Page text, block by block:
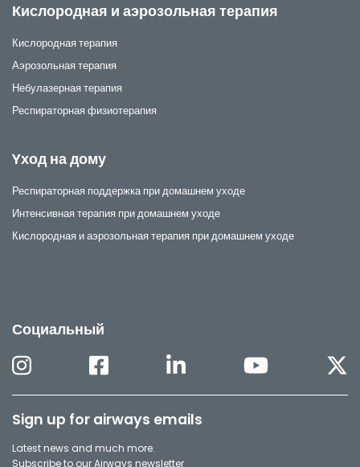
Кислородная и аэрозольная терапия
Кислородная терапия
Аэрозольная терапия
Небулазерная терапия
Респираторная физиотерапия
Yход на дому
Респираторная поддержка при домашнем уходе
Интенсивная терапия при домашнем уходе
Кислородная и аэрозольная терапия при домашнем уходе
Социальный
Sign up for airways emails
Latest news and much more.
Subscribe to our Airways newsletter